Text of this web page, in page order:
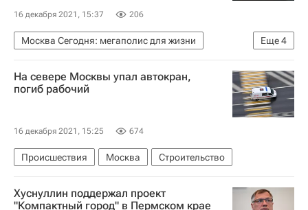
16 декабря 2021, 15:37 206
Еще4
Москва Сегодня: мегаполис для жизни
Москва
ЖКХ
Городское хозяйство Москвы
На севере Москвы упал автокран,
погиб рабочий
16 декабря 2021, 15:25 674
Происшествия Москва Строительство
Хуснуллин поддержал проект
"Компактный город" в Пермском крае